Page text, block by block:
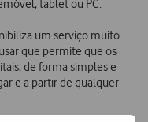
tablet ou PC.
um serviço muito
que permite que os
de forma simples e
e a partir de qualquer